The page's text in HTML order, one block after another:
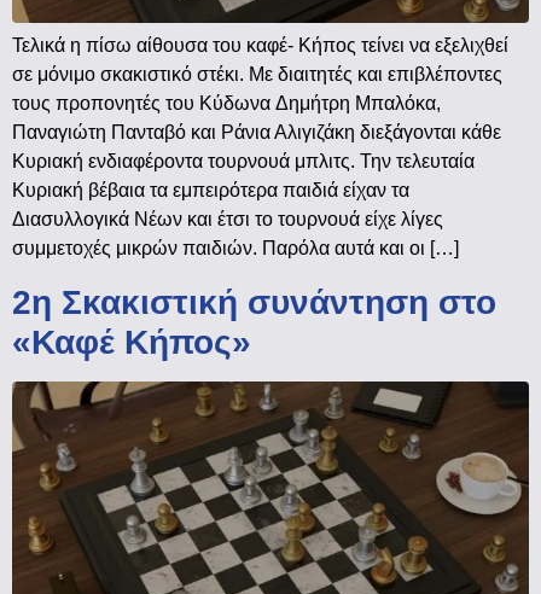
Τελικά η πίσω αίθουσα του καφέ- Κήπος τείνει να εξελιχθεί
σε μόνιμο σκακιστικό στέκι. Με διαιτητές και επιβλέποντες
τους προπονητές του Κύδωνα Δημήτρη Μπαλόκα,
Παναγιώτη Πανταβό και Ράνια Αλιγιζάκη διεξάγονται κάθε
Κυριακή ενδιαφέροντα τουρνουά μπλιτς. Την τελευταία
Κυριακή βέβαια τα εμπειρότερα παιδιά είχαν τα
Διασυλλογικά Νέων και έτσι το τουρνουά είχε λίγες
συμμετοχές μικρών παιδιών. Παρόλα αυτά και οι […]
2η Σκακιστική συνάντηση στο
«Καφέ Κήπος»